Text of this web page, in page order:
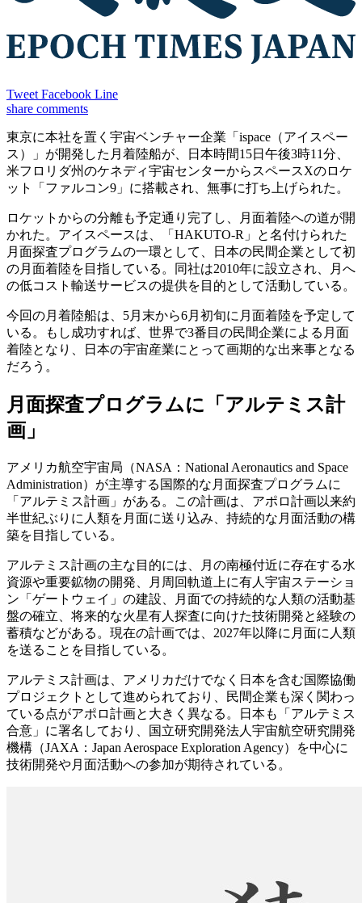
Tweet Facebook Line
share comments
東京に本社を置く宇宙ベンチャー企業「ispace（アイスペー
ス）」が開発した月着陸船が、日本時間15日午後3時11分、
米フロリダ州のケネディ宇宙センターからスペースXのロケ
ット「ファルコン9」に搭載され、無事に打ち上げられた。
ロケットからの分離も予定通り完了し、月面着陸への道が開
かれた。アイスペースは、「HAKUTO-R」と名付けられた
月面探査プログラムの一環として、日本の民間企業として初
の月面着陸を目指している。同社は2010年に設立され、月へ
の低コスト輸送サービスの提供を目的として活動している。
今回の月着陸船は、5月末から6月初旬に月面着陸を予定して
いる。もし成功すれば、世界で3番目の民間企業による月面
着陸となり、日本の宇宙産業にとって画期的な出来事となる
だろう。
月面探査プログラムに「アルテミス計
画」
アメリカ航空宇宙局（NASA：National Aeronautics and Space
Administration）が主導する国際的な月面探査プログラムに
「アルテミス計画」がある。この計画は、アポロ計画以来約
半世紀ぶりに人類を月面に送り込み、持続的な月面活動の構
築を目指している。
アルテミス計画の主な目的には、月の南極付近に存在する水
資源や重要鉱物の開発、月周回軌道上に有人宇宙ステーショ
ン「ゲートウェイ」の建設、月面での持続的な人類の活動基
盤の確立、将来的な火星有人探査に向けた技術開発と経験の
蓄積などがある。現在の計画では、2027年以降に月面に人類
を送ることを目指している。
アルテミス計画は、アメリカだけでなく日本を含む国際協働
プロジェクトとして進められており、民間企業も深く関わっ
ている点がアポロ計画と大きく異なる。日本も「アルテミス
合意」に署名しており、国立研究開発法人宇宙航空研究開発
機構（JAXA：Japan Aerospace Exploration Agency）を中心に
技術開発や月面活動への参加が期待されている。